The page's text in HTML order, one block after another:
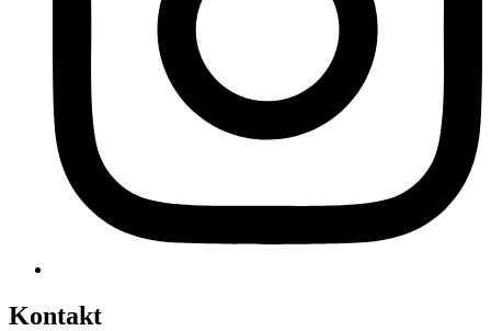
Kontakt